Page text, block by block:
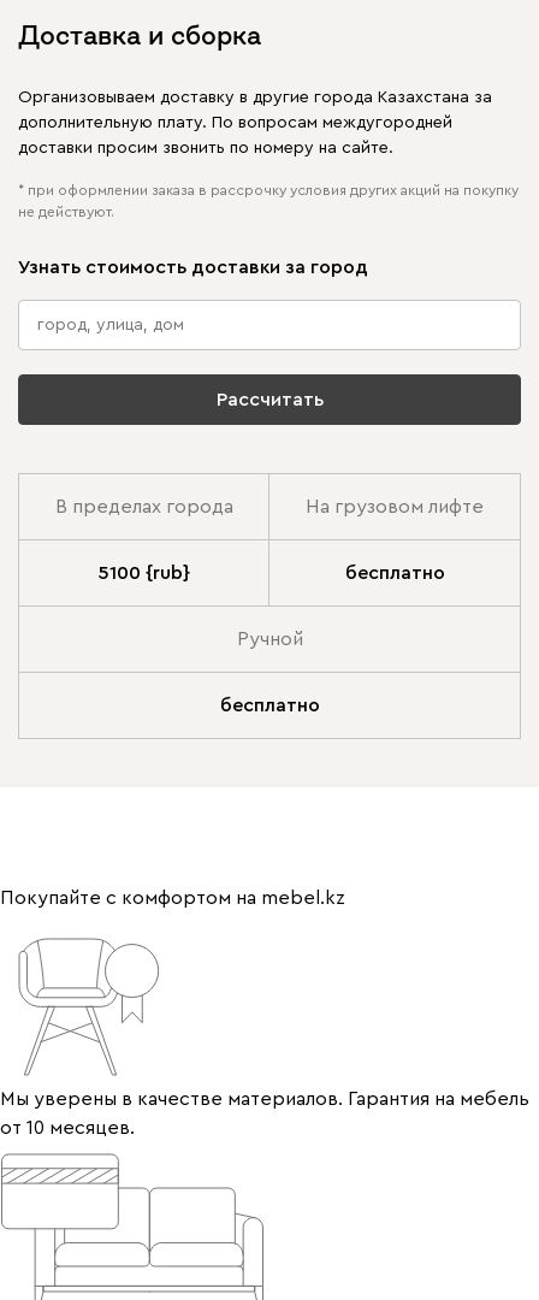
Доставка и сборка
Организовываем доставку в другие города Казахстана за
дополнительную плату. По вопросам междугородней
доставки просим звонить по номеру на сайте.
* при оформлении заказа в рассрочку условия других акций на покупку
не действуют.
Узнать стоимость доставки за город
Рассчитать
В пределах города На грузовом лифте
5100 {rub} бесплатно
Ручной
бесплатно
Покупайте с комфортом на mebel.kz
Мы уверены в качестве материалов. Гарантия на мебель
от 10 месяцев.